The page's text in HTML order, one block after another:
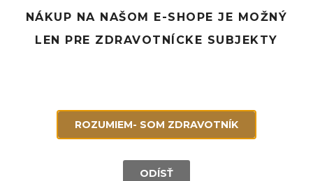
N = tupá ihla s okrúhlym telom
SP = špachtľová ihla
M = mikrošpica
X = extra silná
NÁKUP NA NAŠOM E-SHOPE JE MOŽNÝ
LEN PRE ZDRAVOTNÍCKE SUBJEKTY
ROZUMIEM- SOM ZDRAVOTNÍK
ODÍSŤ